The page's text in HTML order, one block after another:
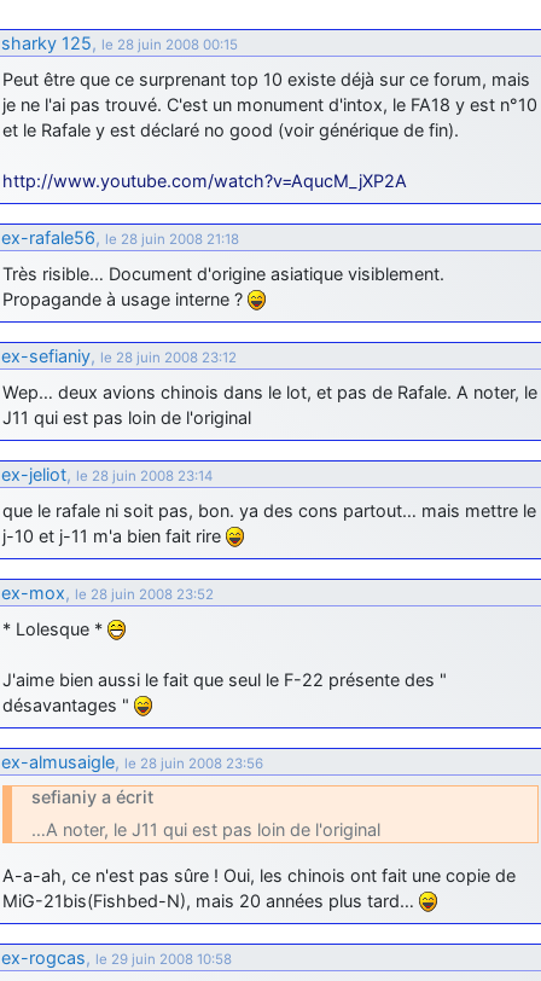
fox_50: Bonjour, certains parmis vous étaient-ils présent au
meeting de Lann Bihoué de 2026 ?
cachée dans les pins
: Coucou et excellente année 2026 à tous et
au site!
jericho: Bonne année et tous mes meilleurs voeux à tous pour
2026 !
little boy: je vous souhaite un bon réveillon pour cette nouvelle
année!
jericho: Merci D9pouces, à mon tour de souhaiter un Joyeux Noël
et de bonnes fêtes de fin d'année.
d9pouces: Joyeux Noël à tous !
d9pouces: mais tu peux tenter l'un des rares lycées militaires
comme le Prytanée dans la Sarthe, ça ne peut pas faire de mal !
d9pouces: C'est plutôt après le lycée, voire après une prépa
scientifique, tu as donc encore un peu de temps devant toi
yaellerigolow : bonjour a tous je suis un élève de première
passionnée par l'aviation militaire , pourrais je savoir que faire après
le lycée pour s'orienter et pouvoir devenir officier de l'armée de l'air?
d9pouces: lesquels, par exemple ?
mahmoud
: bonsoir, très instructif ce site .mais nous aimerions avoir
d9pouces: Ça me casse quand même bien les pieds, j’avoue
d9pouces: En espérant n’avoir coupé les accessoires de personne
au passage !
d9pouces: j'ai trouvé un palliatif un peu violent, mais ça devrait aller
d9pouces: cette fois, c'est le Brésil et Singapour qui mettent le site
par terre
jericho: Ah ben je peux te confirmer que j'étais resté dans le filtre…
sharky 125, le 28 juin 2008 00:15
Peut être que ce surprenant top 10 existe déjà sur ce forum, mais
je ne l'ai pas trouvé. C'est un monument d'intox, le FA18 y est n°10
et le Rafale y est déclaré no good (voir générique de fin).
http://www.youtube.com/watch?v=AqucM_jXP2A
ex-rafale56, le 28 juin 2008 21:18
Très risible… Document d'origine asiatique visiblement.
Propagande à usage interne ?
ex-sefianiy, le 28 juin 2008 23:12
Wep… deux avions chinois dans le lot, et pas de Rafale. A noter, le
J11 qui est pas loin de l'original
ex-jeliot, le 28 juin 2008 23:14
que le rafale ni soit pas, bon. ya des cons partout… mais mettre le
j-10 et j-11 m'a bien fait rire
ex-mox, le 28 juin 2008 23:52
* Lolesque *
J'aime bien aussi le fait que seul le F-22 présente des "
désavantages "
ex-almusaigle, le 28 juin 2008 23:56
sefianiy a écrit
…A noter, le J11 qui est pas loin de l'original
A-a-ah, ce n'est pas sûre ! Oui, les chinois ont fait une copie de
MiG-21bis(Fishbed-N), mais 20 années plus tard…
ex-rogcas, le 29 juin 2008 10:58